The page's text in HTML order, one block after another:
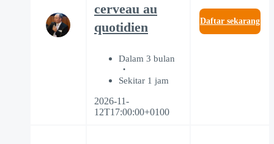
cerveau au
quotidien
Dalam 3 bulan
Sekitar 1 jam
2026-11-
12T17:00:00+0100
Daftar sekarang